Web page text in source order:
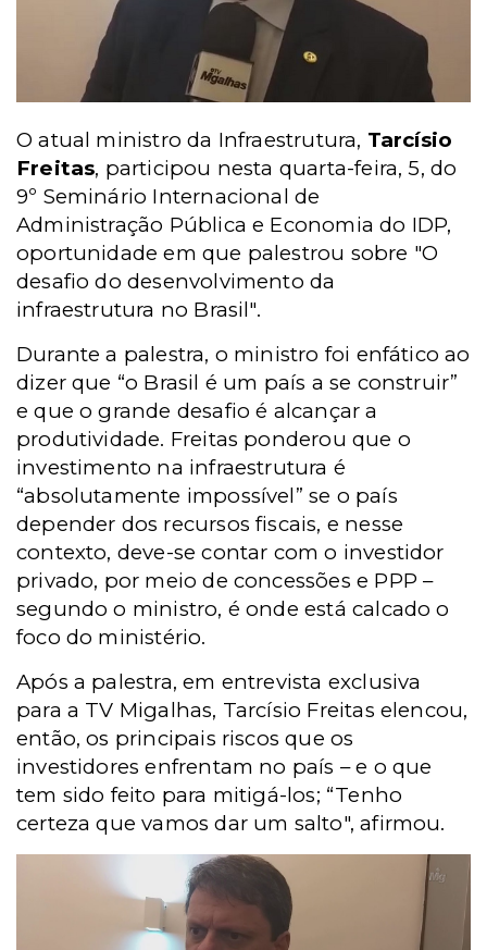
O atual ministro da Infraestrutura, Tarcísio
Freitas, participou nesta quarta-feira, 5, do
9º Seminário Internacional de
Administração Pública e Economia do IDP,
oportunidade em que palestrou sobre "O
desafio do desenvolvimento da
infraestrutura no Brasil".
Durante a palestra, o ministro foi enfático ao
dizer que “o Brasil é um país a se construir”
e que o grande desafio é alcançar a
produtividade. Freitas ponderou que o
investimento na infraestrutura é
“absolutamente impossível” se o país
depender dos recursos fiscais, e nesse
contexto, deve-se contar com o investidor
privado, por meio de concessões e PPP –
segundo o ministro, é onde está calcado o
foco do ministério.
Após a palestra, em entrevista exclusiva
para a TV Migalhas, Tarcísio Freitas elencou,
então, os principais riscos que os
investidores enfrentam no país – e o que
tem sido feito para mitigá-los; “Tenho
certeza que vamos dar um salto", afirmou.